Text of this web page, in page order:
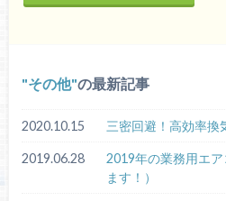
その他 の最新記事
2020.10.15 三密回避！高効率換
2019.06.28
2019年の業務用エ
ます！）